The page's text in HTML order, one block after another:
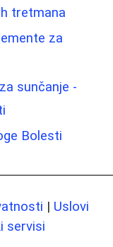
tretmana
za
sunčanje -
Bolesti
| Uslovi
servisi